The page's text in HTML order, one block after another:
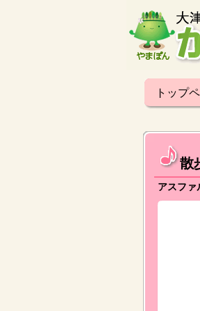
トップ
散
アスファ